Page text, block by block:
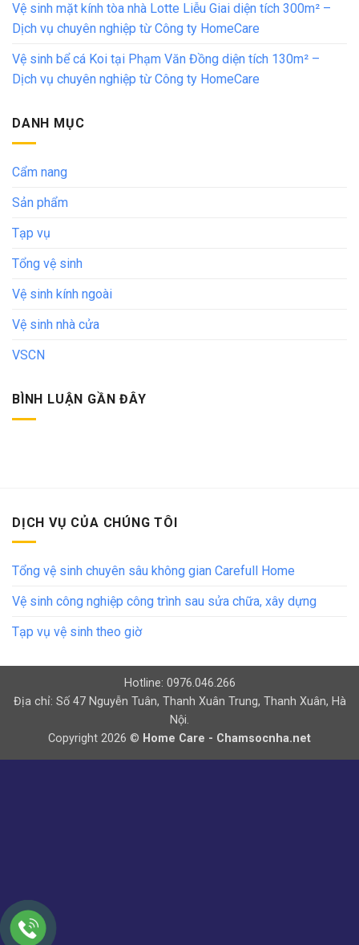
Vệ sinh mặt kính tòa nhà Lotte Liễu Giai diện tích 300m² –
Dịch vụ chuyên nghiệp từ Công ty HomeCare
Vệ sinh bể cá Koi tại Phạm Văn Đồng diện tích 130m² –
Dịch vụ chuyên nghiệp từ Công ty HomeCare
DANH MỤC
Cẩm nang
Sản phẩm
Tạp vụ
Tổng vệ sinh
Vệ sinh kính ngoài
Vệ sinh nhà cửa
VSCN
BÌNH LUẬN GẦN ĐÂY
DỊCH VỤ CỦA CHÚNG TÔI
Tổng vệ sinh chuyên sâu không gian Carefull Home
Vệ sinh công nghiệp công trình sau sửa chữa, xây dựng
Tạp vụ vệ sinh theo giờ
Hotline: 0976.046.266
Địa chỉ: Số 47 Nguyễn Tuân, Thanh Xuân Trung, Thanh Xuân, Hà
Nội.
Copyright 2026 © Home Care - Chamsocnha.net